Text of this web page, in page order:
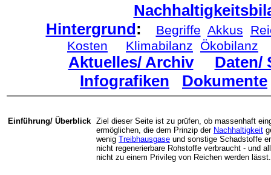
Hintergrund: Begriffe Akkus
Kosten
Klimabilanz Ökobilanz
Aktuelles/ Archiv
Daten/
Infografiken
Dokumente
Einführung/ Überblick Ziel dieser Seite ist zu prüfen, ob massenhaft
ermöglichen, die dem Prinzip der Nachhaltigkeit
wenig Treibhausgase und sonstige Schadstoffe
nicht regenerierbare Rohstoffe verbraucht - und
nicht zu einem Privileg von Reichen werden lässt.